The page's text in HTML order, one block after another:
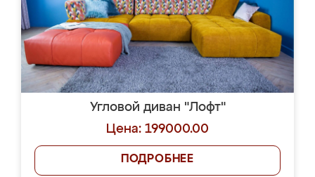
Угловой диван "Лофт"
Цена: 199000.00
ПОДРОБНЕЕ